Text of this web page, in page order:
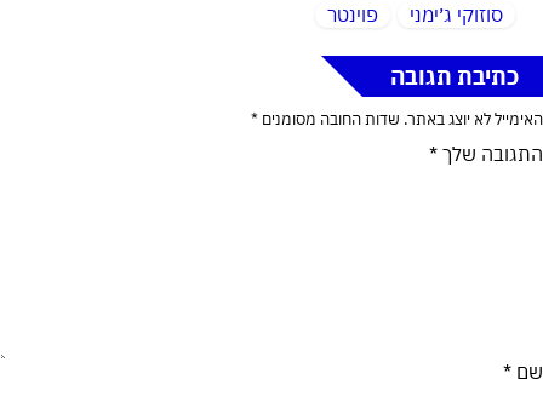
סוזוקי ג׳ימני פוינטר
כתיבת תגובה
האימייל לא יוצג באתר. שדות החובה מסומנים *
התגובה שלך *
שם *